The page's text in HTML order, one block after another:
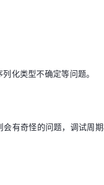
化类型不确定等问题。
有奇怪的问题，调试周